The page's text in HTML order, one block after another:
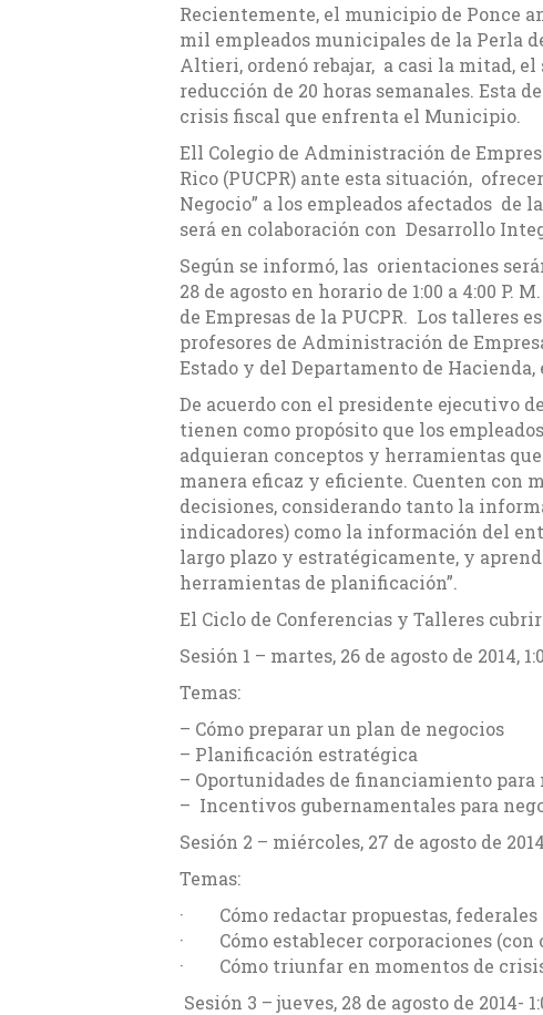
Recientemente, el municipio de Ponce
mil empleados municipales de la Perla
Altieri, ordenó rebajar, a casi la mitad,
reducción de 20 horas semanales. Esta
crisis fiscal que enfrenta el Municipio.
Ell Colegio de Administración de
Rico (PUCPR) ante esta situación,
Negocio” a los empleados afectados de
será en colaboración con Desarrollo
Según se informó, las orientaciones
28 de agosto en horario de 1:00 a 4:00 P.
de Empresas de la PUCPR. Los talleres
profesores de Administración de
Estado y del Departamento de Hacienda,
De acuerdo con el presidente ejecutivo
tienen como propósito que los
adquieran conceptos y herramientas
manera eficaz y eficiente. Cuenten con
decisiones, considerando tanto la
indicadores) como la información del
largo plazo y estratégicamente, y
herramientas de planificación”.
El Ciclo de Conferencias y Talleres
Sesión 1 – martes, 26 de agosto de 2014,
Temas:
– Cómo preparar un plan de negocios
– Planificación estratégica
– Oportunidades de financiamiento para
– Incentivos gubernamentales para
Sesión 2 – miércoles, 27 de agosto de
Temas:
· Cómo redactar propuestas,
· Cómo establecer corporaciones
· Cómo triunfar en momentos de
Sesión 3 – jueves, 28 de agosto de 2014-